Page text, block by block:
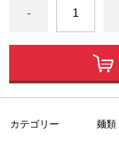
-
カテゴリー 麺類